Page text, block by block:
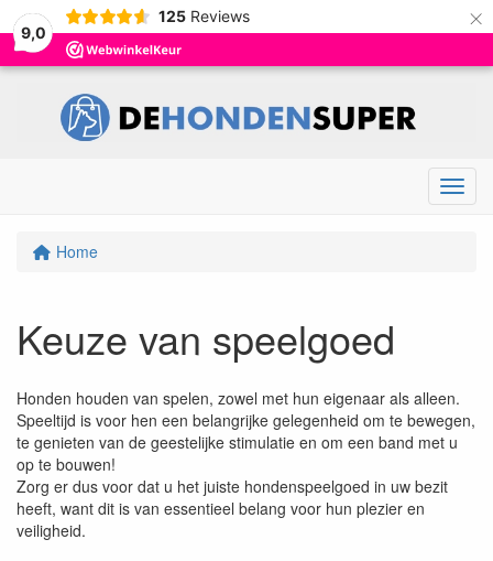
9,0
125 Reviews ×
Menu
Home
Keuze van speelgoed
Honden houden van spelen, zowel met hun eigenaar als alleen.
Speeltijd is voor hen een belangrijke gelegenheid om te bewegen,
te genieten van de geestelijke stimulatie en om een band met u
op te bouwen!
Zorg er dus voor dat u het juiste hondenspeelgoed in uw bezit
heeft, want dit is van essentieel belang voor hun plezier en
veiligheid.